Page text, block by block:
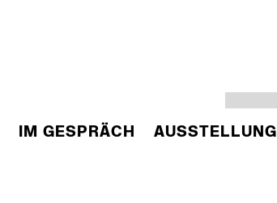
IM GESPRÄCH AUSSTELLUNG